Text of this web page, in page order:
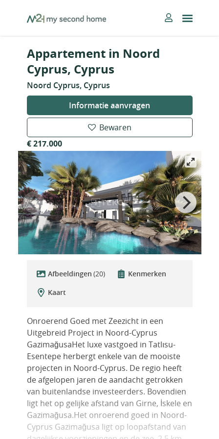
MySecondHome
Appartement in Noord
Cyprus, Cyprus
Noord Cyprus, Cyprus
Informatie aanvragen
Bewaren
€ 217.000
Afbeeldingen (20)
Kenmerken
Kaart
Onroerend Goed met Zeezicht in een
Uitgebreid Project in Noord-Cyprus
GazimağusaHet luxe vastgoed in Tatlısu-
Esentepe herbergt enkele van de mooiste
projecten in Noord-Cyprus. De regio heeft
de afgelopen jaren de aandacht getrokken
van buitenlandse investeerders. Bovendien
ligt het op gelijke afstand van Girne, İskele en
Gazimağusa.Het onroerend goed in Noord-
Cyprus Gazimağusa ligt op loopafstand van